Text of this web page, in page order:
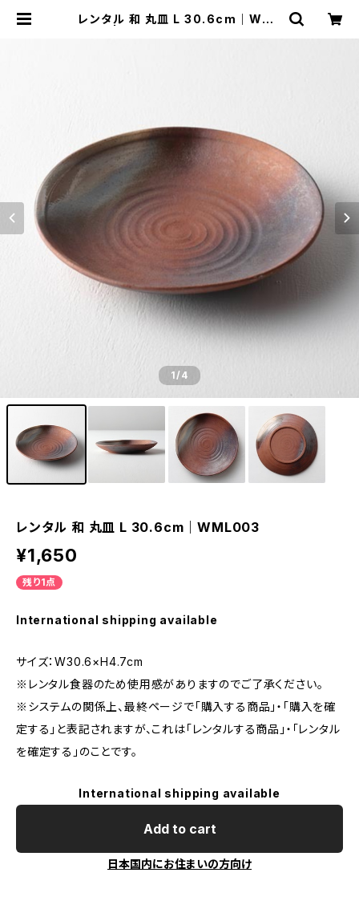
レンタル 和 丸皿 L 30.6cm｜WML
1/4
レンタル 和 丸皿 L 30.6cm｜WML003
¥1,650
残り1点
International shipping available
サイズ：W30.6×H4.7cm
※レンタル食器のため使用感がありますのでご了承ください。
※システムの関係上、最終ページで「購入する商品」・「購入を確
定する」と表記されますが、これは「レンタルする商品」・「レンタル
を確定する」のことです。
International shipping available
Add to cart
日本国内にお住まいの方向け